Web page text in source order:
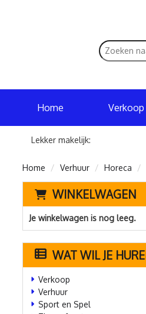
Home Verkoop
Lekker makelijk:
Home Verhuur Horeca
WINKELWAGEN
Je winkelwagen is nog leeg.
WAT WIL JE
Verkoop
Verhuur
Sport en Spel